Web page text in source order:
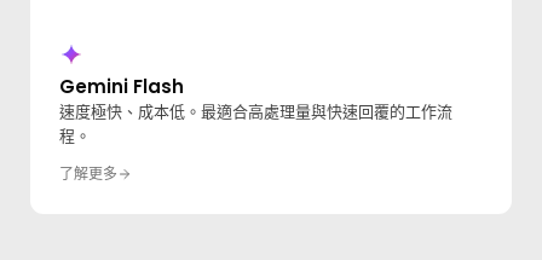
Gemini Flash
速度極快、成本低。最適合高處理量與快速回覆的工作流
程。
了解更多